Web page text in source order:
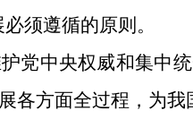
须遵循的原则。
中央权威和集中
各方面全过程，为我